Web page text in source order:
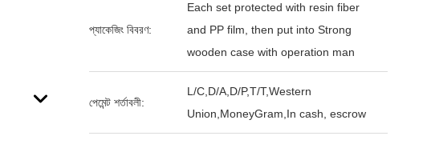
প্যাকেজিং বিবরণ:
Each set protected with resin fiber
and PP film, then put into Strong
wooden case with operation man
পেমেন্ট শর্তাবলী:
L/C,D/A,D/P,T/T,Western
Union,MoneyGram,In cash, escrow